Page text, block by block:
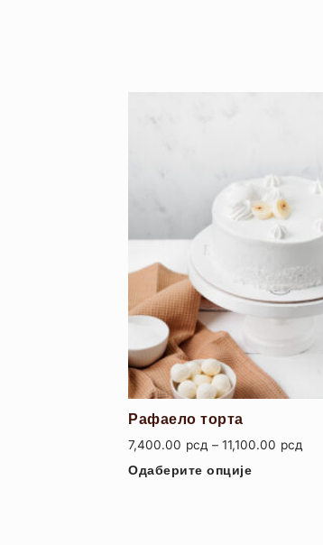
Рафаело торта
7,400.00 рсд – 11,100.00 рсд
Одаберите опције